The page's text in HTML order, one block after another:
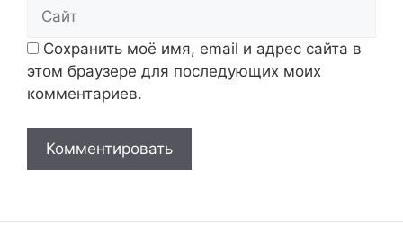
Сохранить моё имя, email и адрес сайта в
этом браузере для последующих моих
комментариев.